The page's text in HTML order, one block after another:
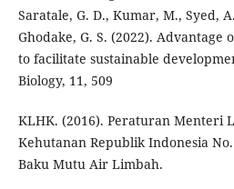
Saratale, G. D., Kumar, M., Syed,
Ghodake, G. S. (2022). Advantage
to facilitate sustainable
Biology, 11, 509
KLHK. (2016). Peraturan Menteri
Kehutanan Republik Indonesia
Baku Mutu Air Limbah.